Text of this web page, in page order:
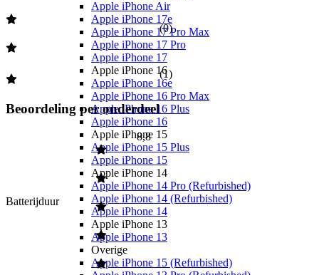
Apple iPhone Air
Apple iPhone 17e
Apple iPhone 17 Pro Max
Apple iPhone 17 Pro
Apple iPhone 17
Apple iPhone 16
Apple iPhone 16e
Apple iPhone 16 Pro Max
Apple iPhone 16 Plus
Apple iPhone 16
Apple iPhone 15
Apple iPhone 15 Plus
Apple iPhone 15
Apple iPhone 14
Apple iPhone 14 Pro (Refurbished)
Apple iPhone 14 (Refurbished)
Apple iPhone 14
Apple iPhone 13
Apple iPhone 13
Overige
Apple iPhone 15 (Refurbished)
(0)
(1)
Beoordeling per onderdeel
Batterijduur
8,8